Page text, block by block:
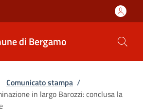
di Bergamo
pane
Comunicato stampa /
in largo Barozzi: conclusa la